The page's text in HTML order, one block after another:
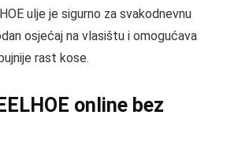
ulje je sigurno za svakodnevnu
osjećaj na vlasištu i omogućava
rast kose.
online bez